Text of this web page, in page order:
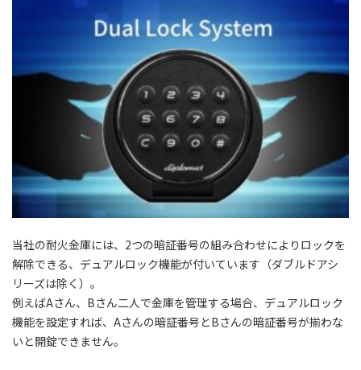
当社の耐火金庫には、2つの暗証番号の組み合わせによりロックを
解除できる、デュアルロック機能が付いています（ダブルドアシ
リーズは除く）。
例えばAさん、Bさん二人で金庫を管理する場合、デュアルロック
機能を設定すれば、Aさんの暗証番号とBさんの暗証番号が揃わな
いと開錠できません。